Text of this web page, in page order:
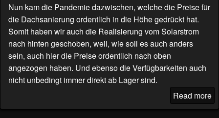
Nun kam die Pandemie dazwischen, welche die Preise für
die Dachsanierung ordentlich in die Höhe gedrückt hat.
Somit haben wir auch die Realisierung vom Solarstrom
nach hinten geschoben, weil, wie soll es auch anders
sein, auch hier die Preise ordentlich nach oben
angezogen haben. Und ebenso die Verfügbarkeiten auch
nicht unbedingt immer direkt ab Lager sind.
Read more